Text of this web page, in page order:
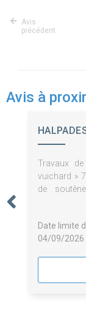
Avis
précédent
Avis à
Travaux
vuichard »
de
Date limite
04/09/2026